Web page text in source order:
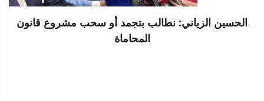
الحسين الزياني: نطالب بتجمد أو سحب مشروع قانون
المحاماة